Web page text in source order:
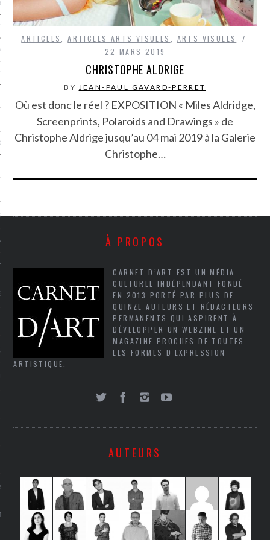
BONHEUR
GUERRE
EN VOD
ARTICLES ,ARTICLES ARTS VISUELS
ARTS VISUELS
22 MARS 2019
CHRISTOPHE ALDRIGE
BY JEAN-PAUL GAVARD-PERRET
Où est donc le réel ? EXPOSITION « Miles Aldridge,
Screenprints, Polaroids and Drawings » de
Christophe Aldrige jusqu’au 04 mai 2019 à la Galerie
Christophe…
À PROPOS
CARNET D’ART EST UN MÉDIA
CULTUREL INDÉPENDANT FONDÉ
EN 2013 PORTÉ PAR PLUS DE
QUINZE AUTEURS ET RÉDACTEURS
PERMANENTS QUI ASPIRENT À
DÉVELOPPER UN WEBZINE ET UN
MAGAZINE PROCHES DE TOUTES
LES FORMES D'EXPRESSION
ARTISTIQUE.
AUTEURS